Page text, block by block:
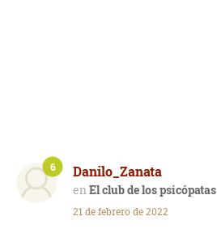
Danilo_Zanata
El club de los psicópatas
6
21 de febrero de 2022